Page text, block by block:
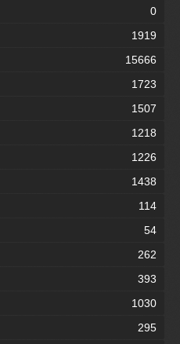
0
1919
15666
1723
1507
1218
1226
1438
114
54
262
393
1030
295